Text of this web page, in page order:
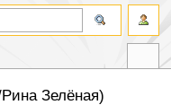
Зелёная)